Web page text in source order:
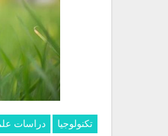
تكنولوجيا دراسات